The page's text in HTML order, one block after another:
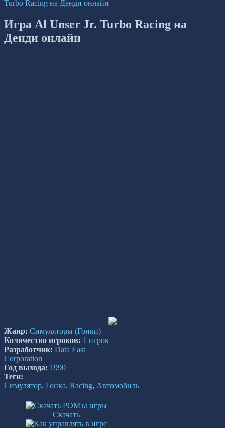
Turbo Racing на Денди онлайн
Игра Al Unser Jr. Turbo Racing на
Денди онлайн
Жанр: Симуляторы (Гонки)
Количество игроков: 1 игрок
Разработчик: Data East
Corporation
Год выхода: 1990
Теги:
Симулятор, Гонка, Racing, Автомобиль
Скачать